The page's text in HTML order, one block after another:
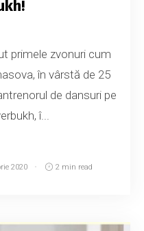
primele zvonuri cum
în vârstă de 25
de dansuri pe
î...
2020 2 min read